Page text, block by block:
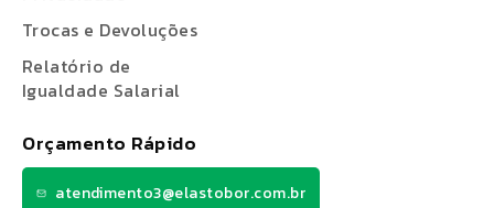
Trocas e Devoluções
Relatório de
Igualdade Salarial
Orçamento Rápido
atendimento3@elastobor.com.br